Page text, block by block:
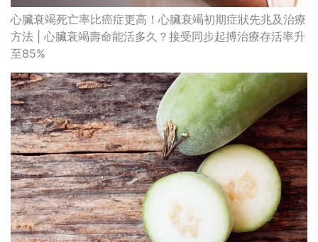
心臟衰竭死亡率比癌症更高！心臟衰竭初期症狀先兆及治療
方法 | 心臟衰竭壽命能活多久？接受同步起搏治療存活率升
至85%